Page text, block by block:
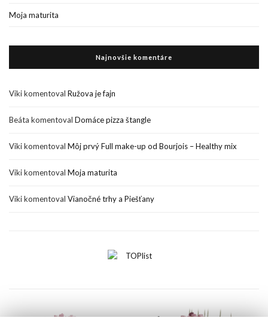
Moja maturita
Najnovšie komentáre
Vikikomentoval Ružova je fajn
Beáta komentoval Domáce pizza štangle
Vikikomentoval Môj prvý Full make-up od Bourjois – Healthy mix
Vikikomentoval Moja maturita
Vikikomentoval Vianočné trhy a Piešťany